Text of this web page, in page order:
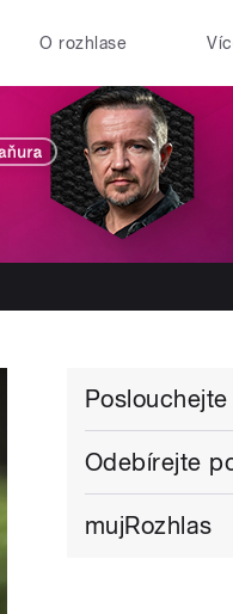
O rozhlase
Odebírejte
mujRozhlas